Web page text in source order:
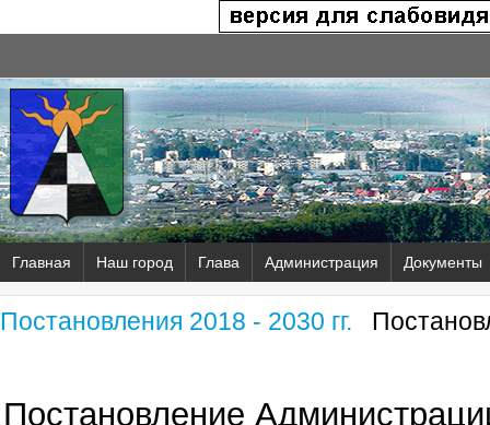
Главная Наш город Глава Администрация Документы
Постановления 2018 - 2030 гг.
Постановление